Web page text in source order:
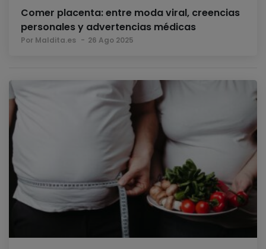
Comer placenta: entre moda viral, creencias
personales y advertencias médicas
Por Maldita.es 26 Ago 2025